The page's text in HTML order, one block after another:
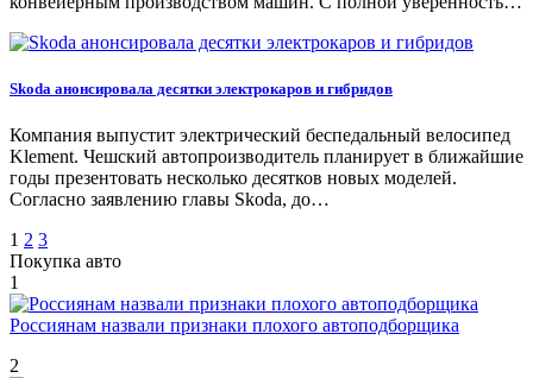
Skoda анонсировала десятки электрокаров и гибридов
Компания выпустит электрический беспедальный велосипед
Klement. Чешский автопроизводитель планирует в ближайшие
годы презентовать несколько десятков новых моделей.
Согласно заявлению главы Skoda, до…
Пагинация
записей
1 2 3
Покупка авто
1
Россиянам назвали признаки плохого автоподборщика
2